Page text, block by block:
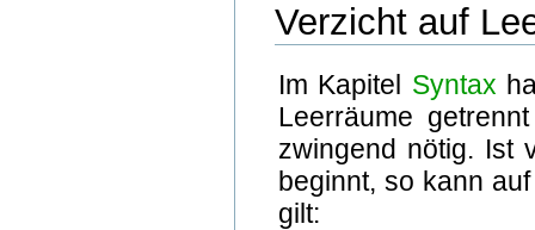
Verzicht auf
Im Kapitel Syntax
Leerräume
zwingend nötig. Ist
beginnt, so kann
gilt: